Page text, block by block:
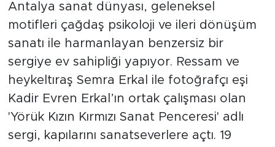
Antalya sanat dünyası, geleneksel
motifleri çağdaş psikoloji ve ileri dönüşüm
sanatı ile harmanlayan benzersiz bir
sergiye ev sahipliği yapıyor. Ressam ve
heykeltıraş Semra Erkal ile fotoğrafçı eşi
Kadir Evren Erkal’ın ortak çalışması olan
'Yörük Kızın Kırmızı Sanat Penceresi' adlı
sergi, kapılarını sanatseverlere açtı. 19